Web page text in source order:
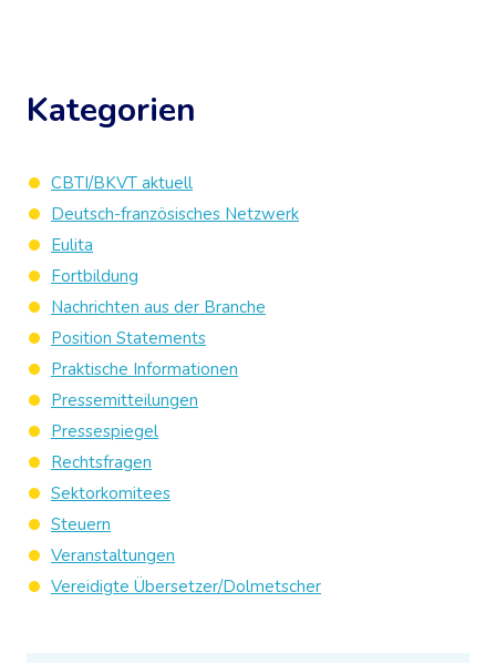
Kategorien
CBTI/BKVT aktuell
Deutsch-französisches Netzwerk
Eulita
Fortbildung
Nachrichten aus der Branche
Position Statements
Praktische Informationen
Pressemitteilungen
Pressespiegel
Rechtsfragen
Sektorkomitees
Steuern
Veranstaltungen
Vereidigte Übersetzer/Dolmetscher